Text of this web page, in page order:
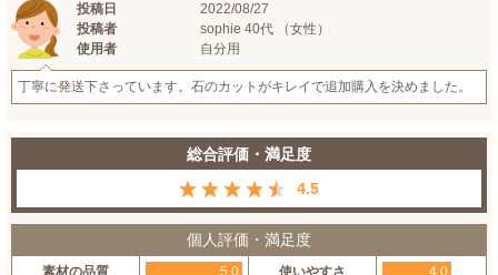
投稿日
2022/08/27
投稿者
sophie 40代 （女性）
使用者
自分用
丁寧に発送下さっています。石のカットがキレイで追加購入を決めました。
総合評価・満足度
4.5
個人評価・満足度
素材の品質 5.0 使いやすさ 4.0